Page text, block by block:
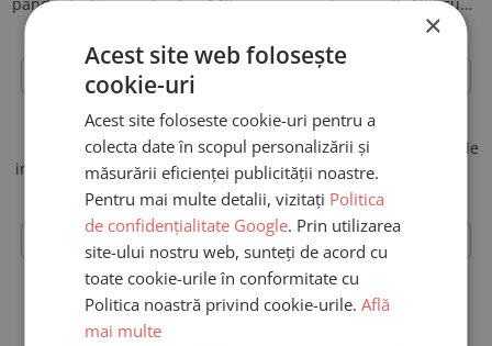
CONFIGUREAZA CONFIGUREAZA
Colier snur cu pandantiv
inimioara din aur galben 14K
290,00 Lei
CONFIGUREAZA
Colier snur reglabil cu fulg de
nea din aur galben 14K
450,00 Lei
CONFIGUREAZA
Pandantiv Fluturas cu
Diamante, aur18K
Colier snur cu pandantiv
×
Acest site web folosește
cookie-uri
Acest site foloseste cookie-uri pentru a
colecta date în scopul personalizării și
măsurării eficienței publicității noastre.
Pentru mai multe detalii, vizitați Politica
de confidențialitate Google. Prin utilizarea
site-ului nostru web, sunteți de acord cu
toate cookie-urile în conformitate cu
Politica noastră privind cookie-urile.Află
mai multe